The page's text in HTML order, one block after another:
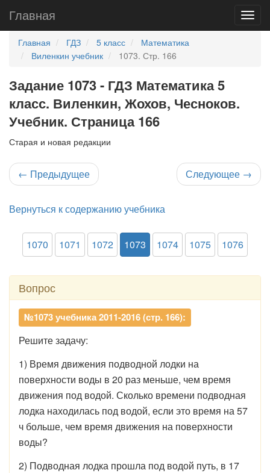
Главная
Главная ГДЗ 5 класс
Математика
Виленкин учебник
1073. Стр. 166
Задание 1073 - ГДЗ Математика 5
класс. Виленкин, Жохов, Чесноков.
Учебник. Страница 166
Старая и новая редакции
← Предыдущее Следующее →
Вернуться к содержанию учебника
1070 1071 1072 1073 1074 1075 1076
Вопрос
№1073 учебника 2011-2016 (стр. 166):
Решите задачу:
1) Время движения подводной лодки на
поверхности воды в 20 раз меньше, чем время
движения под водой. Сколько времени подводная
лодка находилась под водой, если это время на 57
ч больше, чем время движения на поверхности
воды?
2) Подводная лодка прошла под водой путь, в 17